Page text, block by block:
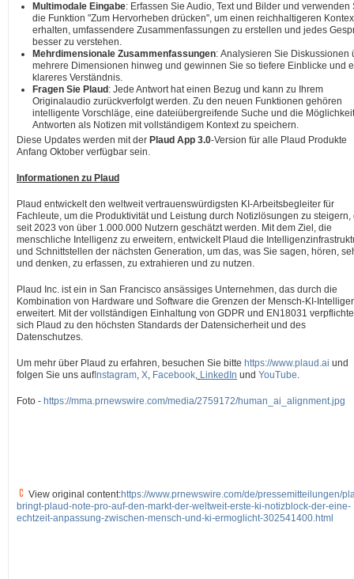
Multimodale Eingabe: Erfassen Sie Audio, Text und Bilder und verwenden
die Funktion "Zum Hervorheben drücken", um einen reichhaltigeren
erhalten, umfassendere Zusammenfassungen zu erstellen und jedes
besser zu verstehen.
Mehrdimensionale Zusammenfassungen: Analysieren Sie Diskussionen
mehrere Dimensionen hinweg und gewinnen Sie so tiefere Einblicke und
klareres Verständnis.
Fragen Sie Plaud : Jede Antwort hat einen Bezug und kann zu Ihrem
Originalaudio zurückverfolgt werden. Zu den neuen Funktionen gehören
intelligente Vorschläge, eine dateiübergreifende Suche und die
Antworten als Notizen mit vollständigem Kontext zu speichern.
Diese Updates werden mit der Plaud App 3.0-Version für alle Plaud Produkte
Anfang Oktober verfügbar sein.
Informationen zu Plaud
Plaud entwickelt den weltweit vertrauenswürdigsten KI-Arbeitsbegleiter für
Fachleute, um die Produktivität und Leistung durch Notizlösungen zu steigern,
seit 2023 von über 1.000.000 Nutzern geschätzt werden. Mit dem Ziel, die
menschliche Intelligenz zu erweitern, entwickelt Plaud die
und Schnittstellen der nächsten Generation, um das, was Sie sagen, hören,
und denken, zu erfassen, zu extrahieren und zu nutzen.
Plaud Inc. ist ein in San Francisco ansässiges Unternehmen, das durch die
Kombination von Hardware und Software die Grenzen der Mensch-KI-
erweitert. Mit der vollständigen Einhaltung von GDPR und EN18031
sich Plaud zu den höchsten Standards der Datensicherheit und des
Datenschutzes.
Um mehr über Plaud zu erfahren, besuchen Sie bitte https://www.plaud.ai und
folgen Sie uns aufInstagram, X, Facebook, LinkedIn und YouTube.
Foto - https://mma.prnewswire.com/media/2759172/human_ai_alignment.jpg
View original content:https://www.prnewswire.com/de/pressemitteilungen/
bringt-plaud-note-pro-auf-den-markt-der-weltweit-erste-ki-notizblock-der-eine-
echtzeit-anpassung-zwischen-mensch-und-ki-ermoglicht-302541400.html